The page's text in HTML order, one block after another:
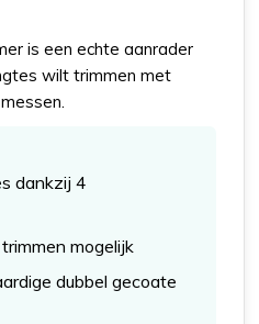
is een echte aanrader
wilt trimmen met
dankzij 4
mogelijk
dubbel gecoate